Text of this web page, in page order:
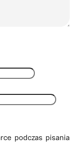
podczas pisania